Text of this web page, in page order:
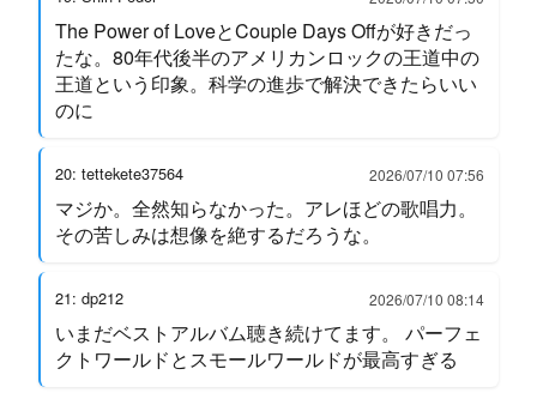
The Power of LoveとCouple Days Offが好きだっ
たな。80年代後半のアメリカンロックの王道中の
王道という印象。科学の進歩で解決できたらいい
のに
20: tettekete37564 2026/07/10 07:56
マジか。全然知らなかった。アレほどの歌唱力。
その苦しみは想像を絶するだろうな。
21: dp212 2026/07/10 08:14
いまだベストアルバム聴き続けてます。 パーフェ
クトワールドとスモールワールドが最高すぎる